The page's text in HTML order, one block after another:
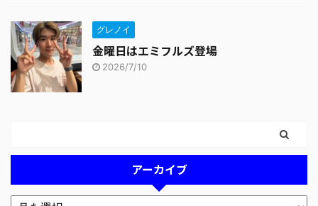
グレノイ
金曜日はエミフルズ登場
2026/7/10
アーカイブ